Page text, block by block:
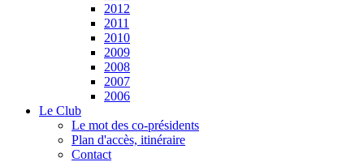
2012
2011
2010
2009
2008
2007
2006
Le Club
Le mot des co-présidents
Plan d'accès, itinéraire
Contact